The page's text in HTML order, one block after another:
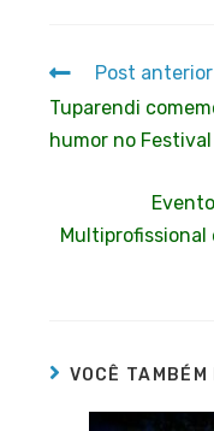
Post anterior
Tuparendi
humor no
Multiprofissional
VOCÊ TAMBÉM